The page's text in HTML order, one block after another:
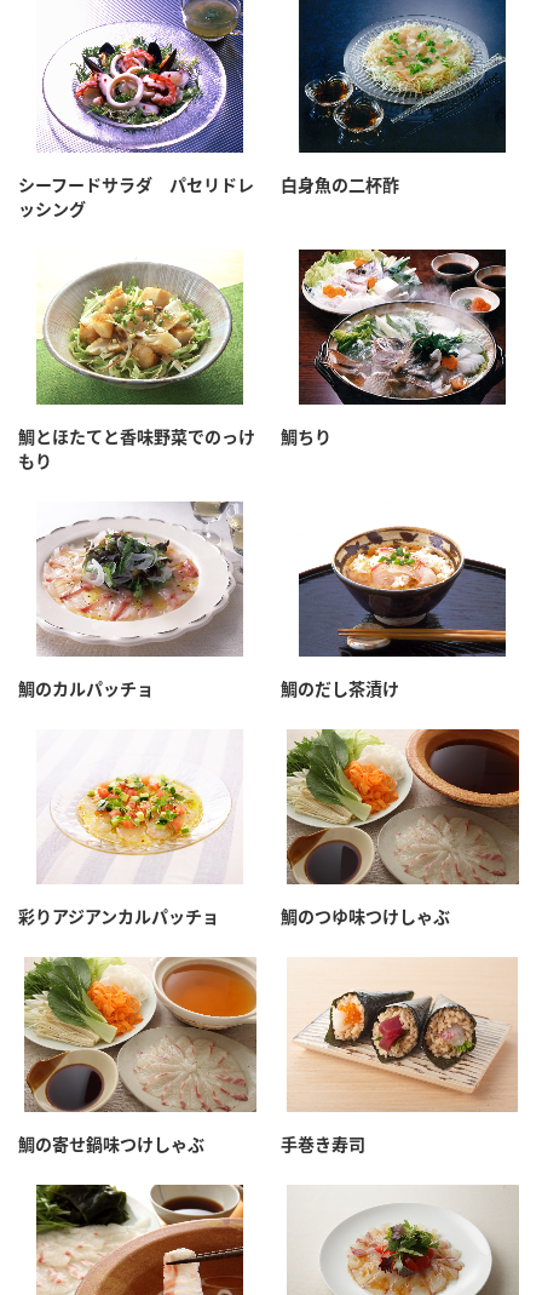
シーフードサラダ パセリドレ
ッシング
白身魚の二杯酢
鯛とほたてと香味野菜でのっけ
もり
鯛ちり
鯛のカルパッチョ 鯛のだし茶漬け
彩りアジアンカルパッチョ 鯛のつゆ味つけしゃぶ
鯛の寄せ鍋味つけしゃぶ 手巻き寿司